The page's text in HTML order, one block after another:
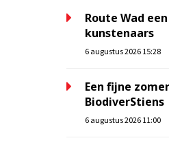
Route Wad
kunstenaars
6 augustus 2026 15:28
Een fijne
BiodiverStiens
6 augustus 2026 11:00